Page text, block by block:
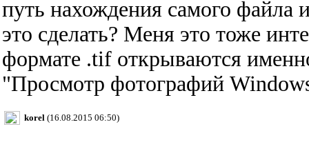
путь нахождения самого файла
это сделать? Меня это тоже
формате .tif открываются
"Просмотр фотографий
korel (16.08.2015 06:50)